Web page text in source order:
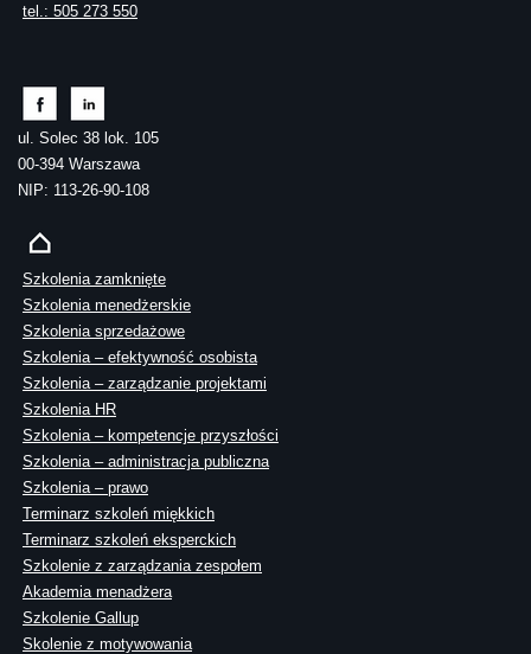
tel.: 505 273 550
ul. Solec 38 lok. 105
00-394 Warszawa
NIP: 113-26-90-108
Szkolenia zamknięte
Szkolenia menedżerskie
Szkolenia sprzedażowe
Szkolenia – efektywność osobista
Szkolenia – zarządzanie projektami
Szkolenia HR
Szkolenia – kompetencje przyszłości
Szkolenia – administracja publiczna
Szkolenia – prawo
Terminarz szkoleń miękkich
Terminarz szkoleń eksperckich
Szkolenie z zarządzania zespołem
Akademia menadżera
Szkolenie Gallup
Skolenie z motywowania